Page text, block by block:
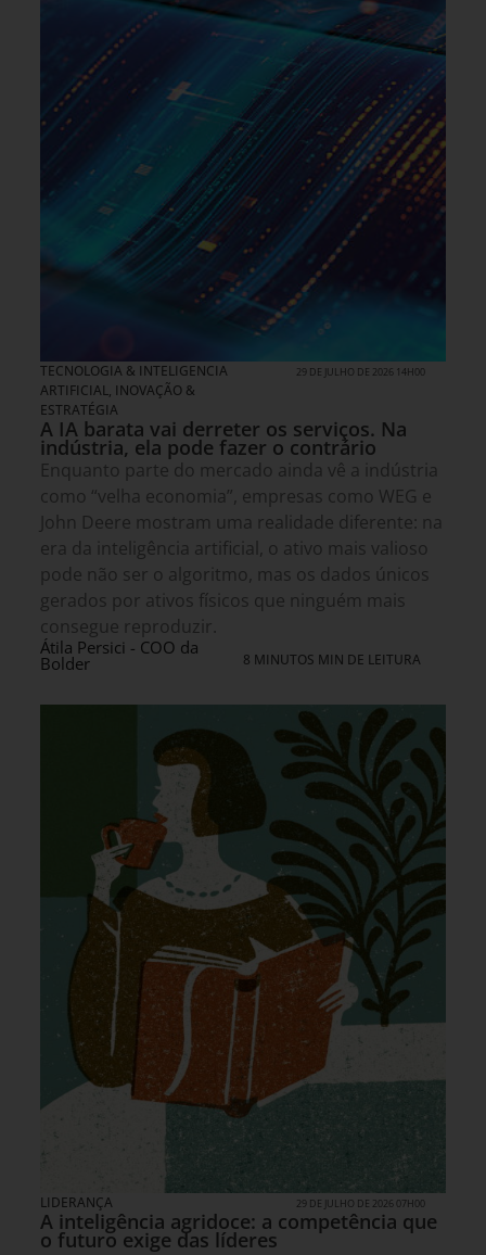
TECNOLOGIA & INTELIGENCIA
ARTIFICIAL, INOVAÇÃO &
ESTRATÉGIA
29 DE JULHO DE 2026 14H00
A IA barata vai derreter os serviços. Na
indústria, ela pode fazer o contrário
Enquanto parte do mercado ainda vê a indústria
como “velha economia”, empresas como WEG e
John Deere mostram uma realidade diferente: na
era da inteligência artificial, o ativo mais valioso
pode não ser o algoritmo, mas os dados únicos
gerados por ativos físicos que ninguém mais
consegue reproduzir.
Átila Persici - COO da
Bolder 8 MINUTOS MIN DE LEITURA
LIDERANÇA 29 DE JULHO DE 2026 07H00
A inteligência agridoce: a competência que
o futuro exige das líderes